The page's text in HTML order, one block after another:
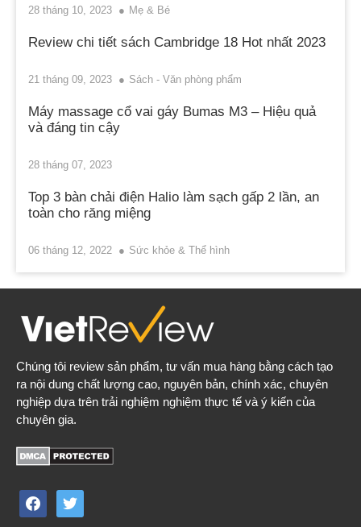
28 tháng 10, 2023 Mẹ & Bé
Review chi tiết sách Cambridge 18 Hot nhất 2023
21 tháng 09, 2023 Sách - Văn phòng phẩm
Máy massage cổ vai gáy Bumas M3 – Hiệu quả
và đáng tin cậy
28 tháng 07, 2023
Top 3 bàn chải điện Halio làm sạch gấp 2 lần, an
toàn cho răng miệng
06 tháng 12, 2022 Sức khỏe & Thể hình
Chúng tôi review sản phẩm, tư vấn mua hàng bằng cách tạo
ra nội dung chất lượng cao, nguyên bản, chính xác, chuyên
nghiệp dựa trên trải nghiệm nghiệm thực tế và ý kiến của
chuyên gia.
facebooktwitter